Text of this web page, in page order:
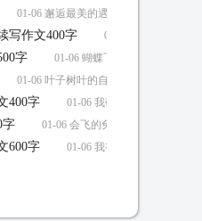
01-06 邂逅最美的遇见作文500字作文
写作文400字 01-06 《倒不了的老
字 01-06 蝴蝶飞呀飞关于落叶的作
01-06 叶子树叶的自述作文500字作文
400字 01-06 我敬佩的人我们班的
字 01-06 会飞的兔子童话故事作文
600字 01-06 我有一个梦想关于梦